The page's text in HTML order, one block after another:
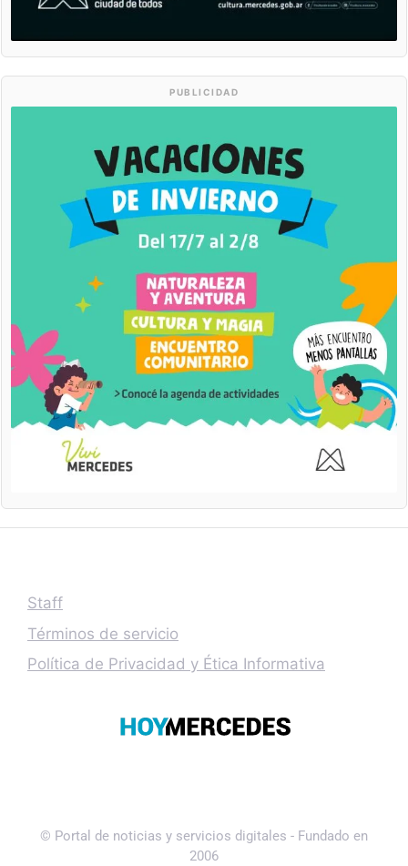
PUBLICIDAD
Staff
Términos de servicio
Política de Privacidad y Ética Informativa
© Portal de noticias y servicios digitales - Fundado en
2006